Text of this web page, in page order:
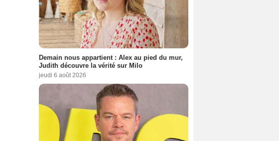
Demain nous appartient : Alex au pied du mur,
Judith découvre la vérité sur Milo
jeudi 6 août 2026